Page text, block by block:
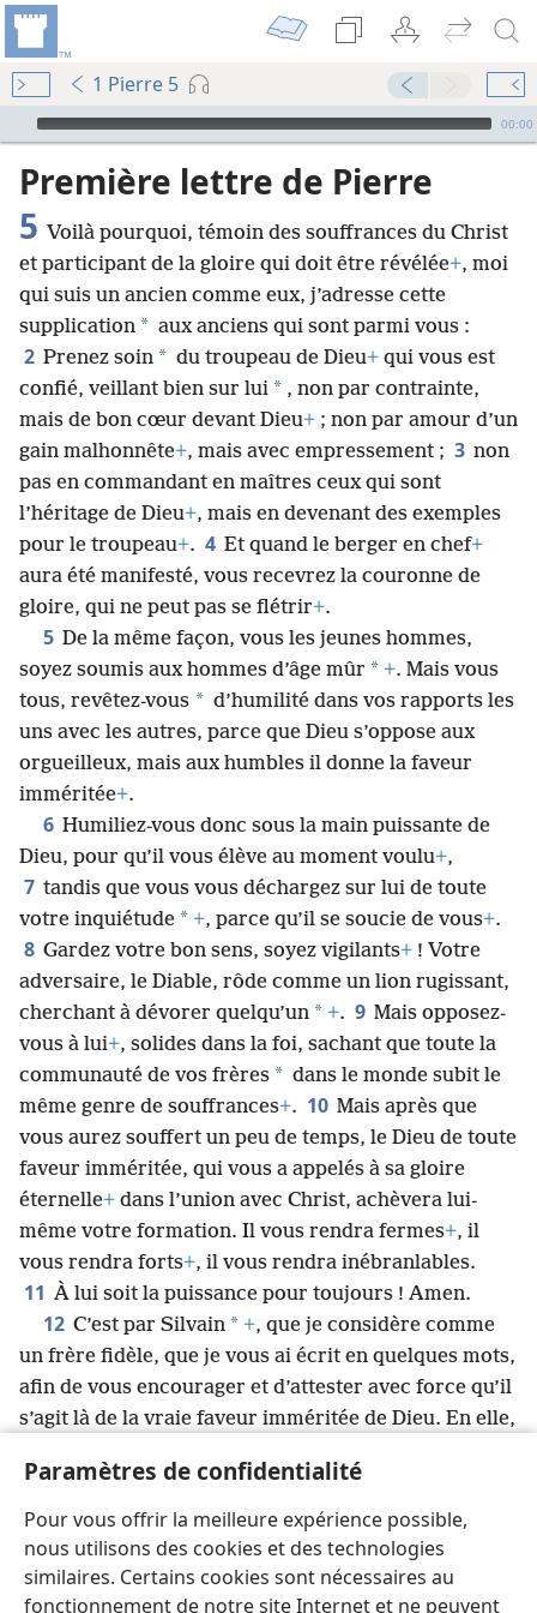
Paramètres de confidentialité
Pour vous offrir la meilleure expérience possible,
nous utilisons des cookies et des technologies
similaires. Certains cookies sont nécessaires au
fonctionnement de notre site Internet et ne peuvent
1 Pierre 5
Audio Player
00:00
Première lettre de Pierre
5 Voilà pourquoi, témoin des souffrances du Christ
et participant de la gloire qui doit être révélée+, moi
qui suis un ancien comme eux, j’adresse cette
supplication * aux anciens qui sont parmi vous :
2 Prenez soin * du troupeau de Dieu+ qui vous est
confié, veillant bien sur lui * , non par contrainte,
mais de bon cœur devant Dieu+ ; non par amour d’un
gain malhonnête+, mais avec empressement ; 3 non
pas en commandant en maîtres ceux qui sont
l’héritage de Dieu+, mais en devenant des exemples
pour le troupeau+. 4 Et quand le berger en chef+
aura été manifesté, vous recevrez la couronne de
gloire, qui ne peut pas se flétrir+.
5 De la même façon, vous les jeunes hommes,
soyez soumis aux hommes d’âge mûr * +. Mais vous
tous, revêtez-vous * d’humilité dans vos rapports les
uns avec les autres, parce que Dieu s’oppose aux
orgueilleux, mais aux humbles il donne la faveur
imméritée+.
6 Humiliez-vous donc sous la main puissante de
Dieu, pour qu’il vous élève au moment voulu+,
7 tandis que vous vous déchargez sur lui de toute
votre inquiétude * +, parce qu’il se soucie de vous+.
8 Gardez votre bon sens, soyez vigilants+ ! Votre
adversaire, le Diable, rôde comme un lion rugissant,
cherchant à dévorer quelqu’un * +. 9 Mais opposez-
vous à lui+, solides dans la foi, sachant que toute la
communauté de vos frères * dans le monde subit le
même genre de souffrances+. 10 Mais après que
vous aurez souffert un peu de temps, le Dieu de toute
faveur imméritée, qui vous a appelés à sa gloire
éternelle+ dans l’union avec Christ, achèvera lui-
même votre formation. Il vous rendra fermes+, il
vous rendra forts+, il vous rendra inébranlables.
11 À lui soit la puissance pour toujours ! Amen.
12 C’est par Silvain * +, que je considère comme
un frère fidèle, que je vous ai écrit en quelques mots,
afin de vous encourager et d’attester avec force qu’il
s’agit là de la vraie faveur imméritée de Dieu. En elle,
choisie comme vous, vous envoie ses salutations,
ainsi que Marc+ , mon fils. 14 Saluez-vous les uns les
autres par un baiser fraternel * .
Paix à vous tous qui êtes en union avec Christ.